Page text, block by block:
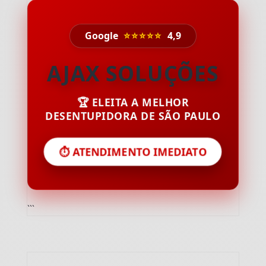
Google ⭐⭐⭐⭐⭐ 4,9
AJAX SOLUÇÕES
🏆 ELEITA A MELHOR
DESENTUPIDORA DE SÃO PAULO
⏱️ ATENDIMENTO IMEDIATO
```